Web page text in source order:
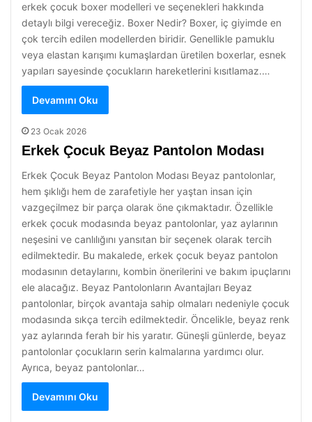
erkek çocuk boxer modelleri ve seçenekleri hakkında
detaylı bilgi vereceğiz. Boxer Nedir? Boxer, iç giyimde en
çok tercih edilen modellerden biridir. Genellikle pamuklu
veya elastan karışımı kumaşlardan üretilen boxerlar, esnek
yapıları sayesinde çocukların hareketlerini kısıtlamaz.…
Devamını Oku
23 Ocak 2026
Erkek Çocuk Beyaz Pantolon Modası
Erkek Çocuk Beyaz Pantolon Modası Beyaz pantolonlar,
hem şıklığı hem de zarafetiyle her yaştan insan için
vazgeçilmez bir parça olarak öne çıkmaktadır. Özellikle
erkek çocuk modasında beyaz pantolonlar, yaz aylarının
neşesini ve canlılığını yansıtan bir seçenek olarak tercih
edilmektedir. Bu makalede, erkek çocuk beyaz pantolon
modasının detaylarını, kombin önerilerini ve bakım ipuçlarını
ele alacağız. Beyaz Pantolonların Avantajları Beyaz
pantolonlar, birçok avantaja sahip olmaları nedeniyle çocuk
modasında sıkça tercih edilmektedir. Öncelikle, beyaz renk
yaz aylarında ferah bir his yaratır. Güneşli günlerde, beyaz
pantolonlar çocukların serin kalmalarına yardımcı olur.
Ayrıca, beyaz pantolonlar…
Devamını Oku